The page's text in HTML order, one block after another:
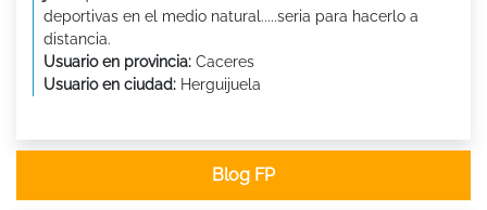
deportivas en el medio natural.....seria para hacerlo a
distancia.
Usuario en provincia: Caceres
Usuario en ciudad: Herguijuela
Blog FP